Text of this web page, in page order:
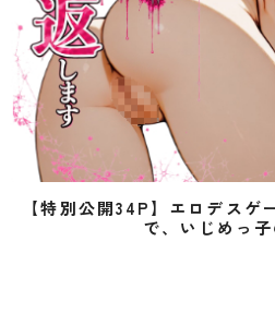
【特別公開34P】エロデス
で、いじめっ